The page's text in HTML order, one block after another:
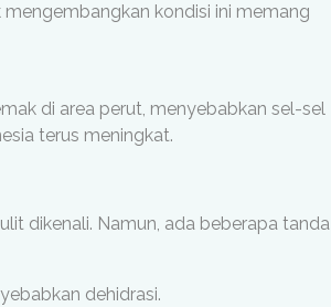
kondisi ini memang
di area perut, menyebabkan sel-sel
terus meningkat.
dikenali. Namun, ada beberapa tanda
dehidrasi.